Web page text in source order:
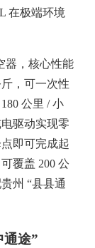
在极端环境
，核心性能
，可一次性
公里 / 小
驱动实现零
即可完成起
覆盖 200 公
州 “县县通
通途”